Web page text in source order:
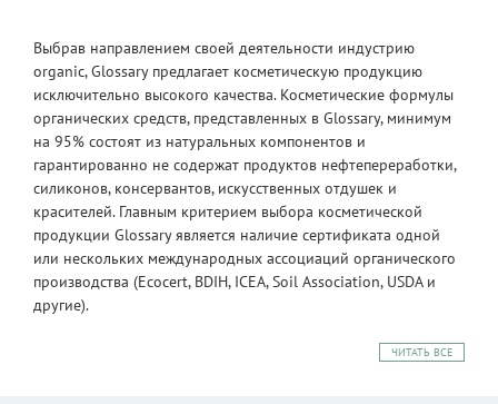
Выбрав направлением своей деятельности индустрию
organic, Glossary предлагает косметическую продукцию
исключительно высокого качества. Косметические формулы
органических средств, представленных в Glossary, минимум
на 95% состоят из натуральных компонентов и
гарантированно не содержат продуктов нефтепереработки,
силиконов, консервантов, искусственных отдушек и
красителей. Главным критерием выбора косметической
продукции Glossary является наличие сертификата одной
или нескольких международных ассоциаций органического
производства (Ecocert, BDIH, ICEA, Soil Association, USDA и
другие).
ЧИТАТЬ ВСЕ